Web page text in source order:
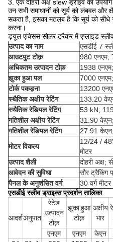
3. एक दोहरी अक्ष slew ड्राइव का
उन सभी समाधानों को सूर्य को लंबवत और
सकता है, इसका मतलब है कि सूर्य को
करना।
ड्यूल एक्सिस सोलर ट्रैकर में एप्लाइड
उत्पाद का नाम
एसडीई 7
आउटपुट टोक़
980 एनएम;
अधिकतम उत्पादन टोक़
1938
झुका हुआ पल
7000
टोर्क पकड़ना
13200
स्थैतिक अक्षीय रेटिंग
133.20
स्थैतिक रेडियल रेटिंग
53 kN;
गतिशील अक्षीय रेटिंग
31.90
गतिशील रेडियल रेटिंग
27.91
मोटर विकल्प
12/24 /
मोटर
उत्पाद शैली
दोहरी अक्ष;
आवेदन की सुविधा
सौर ट्रैकिंग
पैनल के अनुशंसित वर्ग
30 वर्ग मीटर
एसडीई स्लीव ड्राइव्स प्रदर्शन तालिका
आदर्शअनुपात
रेटेड
उत्पादन
टोक़
झुका हुआ
टोक़
अक्षीय
भार
एनएम एनएम केएन